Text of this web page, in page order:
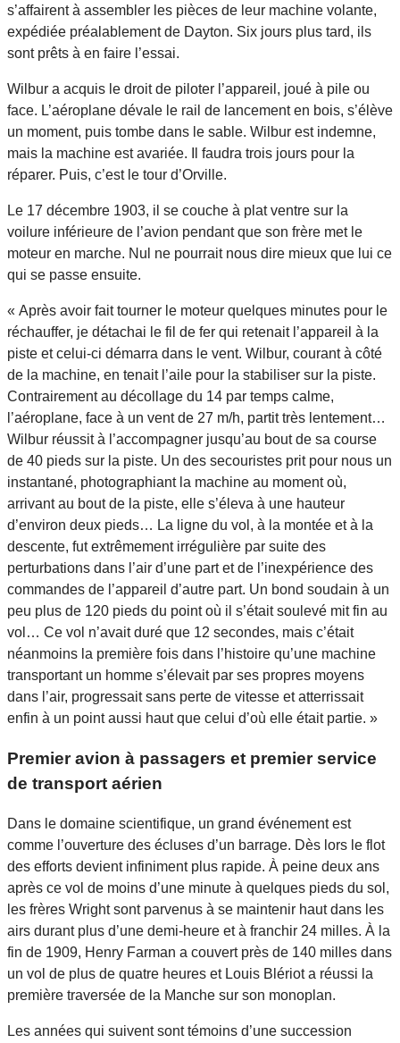
s’affairent à assembler les pièces de leur machine volante,
expédiée préalablement de Dayton. Six jours plus tard, ils
sont prêts à en faire l’essai.
Wilbur a acquis le droit de piloter l’appareil, joué à pile ou
face. L’aéroplane dévale le rail de lancement en bois, s’élève
un moment, puis tombe dans le sable. Wilbur est indemne,
mais la machine est avariée. Il faudra trois jours pour la
réparer. Puis, c’est le tour d’Orville.
Le 17 décembre 1903, il se couche à plat ventre sur la
voilure inférieure de l’avion pendant que son frère met le
moteur en marche. Nul ne pourrait nous dire mieux que lui ce
qui se passe ensuite.
« Après avoir fait tourner le moteur quelques minutes pour le
réchauffer, je détachai le fil de fer qui retenait l’appareil à la
piste et celui-ci démarra dans le vent. Wilbur, courant à côté
de la machine, en tenait l’aile pour la stabiliser sur la piste.
Contrairement au décollage du 14 par temps calme,
l’aéroplane, face à un vent de 27 m/h, partit très lentement…
Wilbur réussit à l’accompagner jusqu’au bout de sa course
de 40 pieds sur la piste. Un des secouristes prit pour nous un
instantané, photographiant la machine au moment où,
arrivant au bout de la piste, elle s’éleva à une hauteur
d’environ deux pieds… La ligne du vol, à la montée et à la
descente, fut extrêmement irrégulière par suite des
perturbations dans l’air d’une part et de l’inexpérience des
commandes de l’appareil d’autre part. Un bond soudain à un
peu plus de 120 pieds du point où il s’était soulevé mit fin au
vol… Ce vol n’avait duré que 12 secondes, mais c’était
néanmoins la première fois dans l’histoire qu’une machine
transportant un homme s’élevait par ses propres moyens
dans l’air, progressait sans perte de vitesse et atterrissait
enfin à un point aussi haut que celui d’où elle était partie. »
Premier avion à passagers et premier service
de transport aérien
Dans le domaine scientifique, un grand événement est
comme l’ouverture des écluses d’un barrage. Dès lors le flot
des efforts devient infiniment plus rapide. À peine deux ans
après ce vol de moins d’une minute à quelques pieds du sol,
les frères Wright sont parvenus à se maintenir haut dans les
airs durant plus d’une demi-heure et à franchir 24 milles. À la
fin de 1909, Henry Farman a couvert près de 140 milles dans
un vol de plus de quatre heures et Louis Blériot a réussi la
première traversée de la Manche sur son monoplan.
Les années qui suivent sont témoins d’une succession